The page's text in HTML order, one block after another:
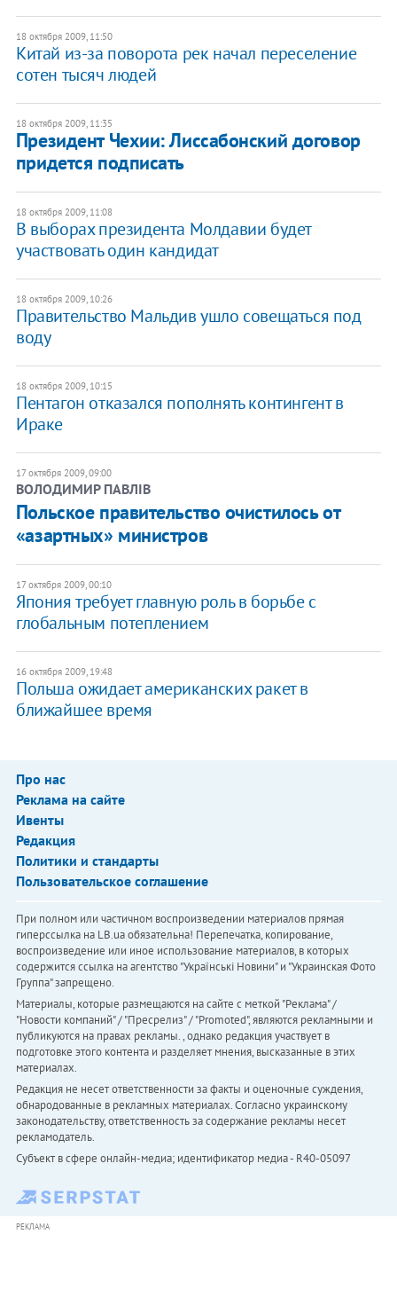
18 октября 2009, 11:50
Китай из-за поворота рек начал переселение
сотен тысяч людей
18 октября 2009, 11:35
Президент Чехии: Лиссабонский договор
придется подписать
18 октября 2009, 11:08
В выборах президента Молдавии будет
участвовать один кандидат
18 октября 2009, 10:26
Правительство Мальдив ушло совещаться под
воду
18 октября 2009, 10:15
Пентагон отказался пополнять контингент в
Ираке
17 октября 2009, 09:00
ВОЛОДИМИР ПАВЛІВ
Польское правительство очистилось от
«азартных» министров
17 октября 2009, 00:10
Япония требует главную роль в борьбе с
глобальным потеплением
16 октября 2009, 19:48
Польша ожидает американских ракет в
ближайшее время
Про нас
Реклама на сайте
Ивенты
Редакция
Политики и стандарты
Пользовательское соглашение
При полном или частичном воспроизведении материалов прямая
гиперссылка на LB.ua обязательна! Перепечатка, копирование,
воспроизведение или иное использование материалов, в которых
содержится ссылка на агентство "Українськi Новини" и "Украинская Фото
Группа" запрещено.
Материалы, которые размещаются на сайте с меткой "Реклама" /
"Новости компаний" / "Пресрелиз" / "Promoted", являются рекламными и
публикуются на правах рекламы. , однако редакция участвует в
подготовке этого контента и разделяет мнения, высказанные в этих
материалах.
Редакция не несет ответственности за факты и оценочные суждения,
обнародованные в рекламных материалах. Согласно украинскому
законодательству, ответственность за содержание рекламы несет
рекламодатель.
Субъект в сфере онлайн-медиа; идентификатор медиа - R40-05097
РЕКЛАМА